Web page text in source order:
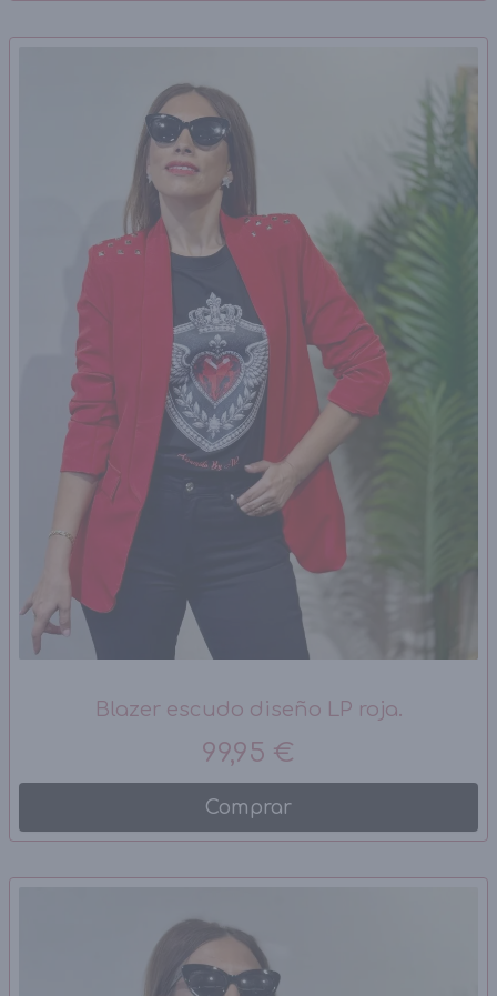
Blazer escudo diseño LP roja.
99,95 €
Comprar